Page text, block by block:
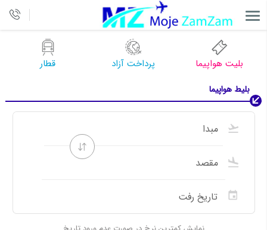
بلیت هواپیما پرداخت آزاد قطار
بلیط هواپیما